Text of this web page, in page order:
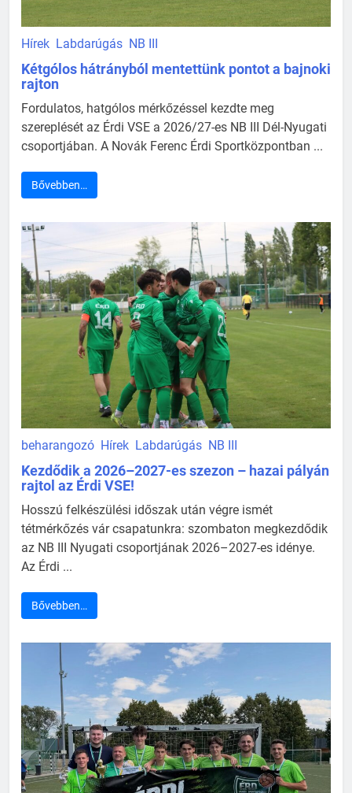
Hírek Labdarúgás NB III
Kétgólos hátrányból mentettünk pontot a bajnoki
rajton
Fordulatos, hatgólos mérkőzéssel kezdte meg
szereplését az Érdi VSE a 2026/27-es NB III Dél-Nyugati
csoportjában. A Novák Ferenc Érdi Sportközpontban ...
Bővebben…
beharangozó Hírek Labdarúgás NB III
Kezdődik a 2026–2027-es szezon – hazai pályán
rajtol az Érdi VSE!
Hosszú felkészülési időszak után végre ismét
tétmérkőzés vár csapatunkra: szombaton megkezdődik
az NB III Nyugati csoportjának 2026–2027-es idénye.
Az Érdi ...
Bővebben…